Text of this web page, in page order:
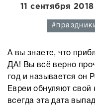
11 сентября
А вы знаете, что
ДА! Вы всё верно
год и называется он
Евреи обнуляют свой
всегда эта дата